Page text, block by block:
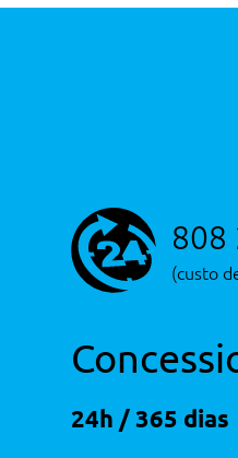
808
(custo
24h / 365 dias